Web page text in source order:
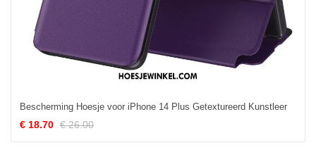
Bescherming Hoesje voor iPhone 14 Plus Getextureerd Kunstleer
€ 18.70 € 26.00